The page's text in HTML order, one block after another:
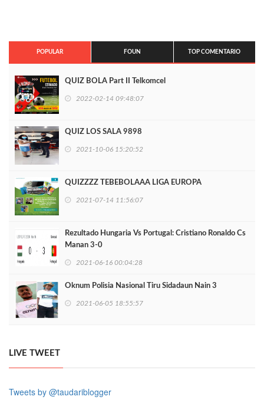
POPULAR FOUN TOP COMENTARIO
QUIZ BOLA Part II Telkomcel
2022-02-14 09:48:07
QUIZ LOS SALA 9898
2021-10-06 15:20:52
QUIZZZZ TEBEBOLAAA LIGA EUROPA
2021-07-14 11:56:07
Rezultado Hungaria Vs Portugal: Cristiano Ronaldo Cs
Manan 3-0
2021-06-16 00:04:28
Oknum Polisia Nasional Tiru Sidadaun Nain 3
2021-06-05 18:55:57
LIVE TWEET
Tweets by @taudariblogger